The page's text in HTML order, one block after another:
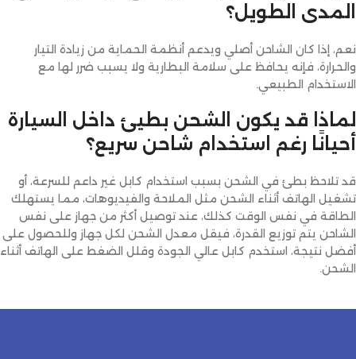
المدى الطويل؟
نعم، إذا كان الشاحن أصلي ويدعم أنظمة الحماية من زيادة التيار
والحرارة، فإنه يحافظ على سلامة البطارية ولا يسبب ضرر لها مع
الاستخدام الطبيعي.
لماذا قد يكون الشحن بطيئ داخل السيارة
أحيانًا رغم استخدام شاحن سريع؟
قد تلاحظ بطئ في الشحن بسبب استخدام كابل غير داعم للسرعة، أو
تشغيل الهاتف أثناء الشحن مثل الملاحة والفيديوهات، مما يستهلك
الطاقة في نفس الوقت كذلك، عند توصيل أكثر من جهاز على نفس
الشاحن يتم توزيع القدرة، فيقل معدل الشحن لكل جهاز وللحصول على
أفضل نتيجة، استخدم كابل عالي الجودة وقلل الضغط على الهاتف أثناء
الشحن.